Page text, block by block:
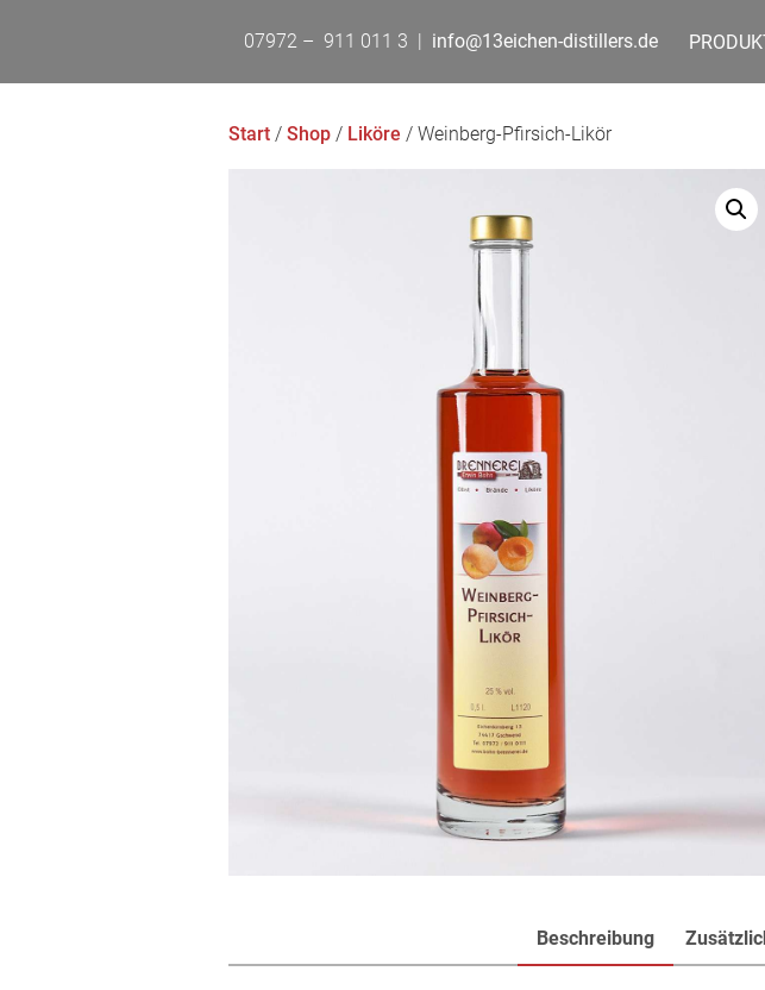
07972 – 911 011 3 | info@13eichen-distillers.de
Start / Shop / Liköre / Weinberg-Pfirsich-Likör
Beschreibung